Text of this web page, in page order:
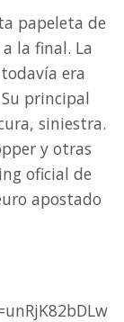
papeleta de
la final. La
era
principal
siniestra.
y otras
oficial de
apostado